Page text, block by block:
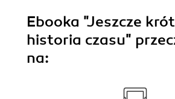
Ebooka "Jeszcze
historia czasu"
na: